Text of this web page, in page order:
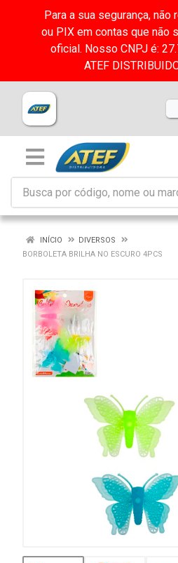
Para a sua segurança,
ou PIX em contas que não
oficial. Nosso CNPJ é:
ATEF
INÍCIO
DIVERSOS
BORBOLETA BRILHA NO ESCURO 4PCS